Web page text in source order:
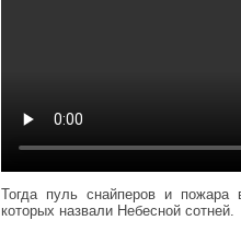
Тогда пуль снайперов и пожара
которых назвали Небесной сотней.